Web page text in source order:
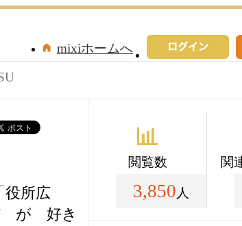
mixiホームへ
役所広
が 好き
閲覧数
3,850 人
関